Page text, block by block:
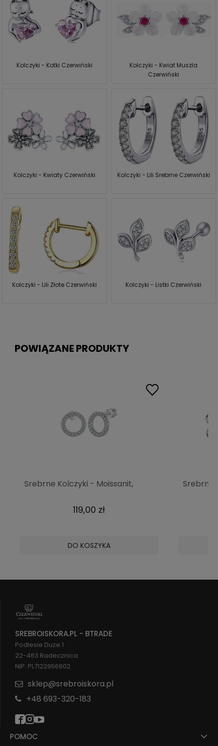
Kolczyki - Kotki Czerwiński
Kolczyki - Kwiat Muszla
Czerwiński
Kolczyki - Kwiaty Czerwiński Kolczyki - Lili Srebrne Czerwiński
Kolczyki - Lili Złote Czerwiński Kolczyki - Listki Czerwiński
POWIĄZANE PRODUKTY
Srebrne Kolczyki - Moissanit,
119,00 zł
DO KOSZYKA
Srebrne
POMOC
SREBROISKORA.PL - BTRADE
Podlesie Duze 1
22-463 Radecznica
NIP: PL7122956602
sklep@srebroiskora.pl
+48 693-320-183